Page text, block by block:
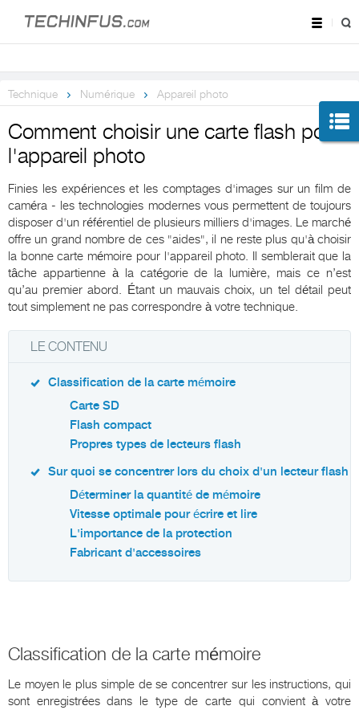
Technique Numérique Appareil photo
Comment choisir une carte flash pour
l'appareil photo
Finies les expériences et les comptages d'images sur un film de
caméra - les technologies modernes vous permettent de toujours
disposer d'un référentiel de plusieurs milliers d'images. Le marché
offre un grand nombre de ces "aides", il ne reste plus qu'à choisir
la bonne carte mémoire pour l'appareil photo. Il semblerait que la
tâche appartienne à la catégorie de la lumière, mais ce n’est
qu’au premier abord. Étant un mauvais choix, un tel détail peut
tout simplement ne pas correspondre à votre technique.
LE CONTENU
Classification de la carte mémoire
Carte SD
Flash compact
Propres types de lecteurs flash
Sur quoi se concentrer lors du choix d'un lecteur flash
Déterminer la quantité de mémoire
Vitesse optimale pour écrire et lire
L'importance de la protection
Fabricant d'accessoires
Classification de la carte mémoire
Le moyen le plus simple de se concentrer sur les instructions, qui
sont enregistrées dans le type de carte qui convient à votre